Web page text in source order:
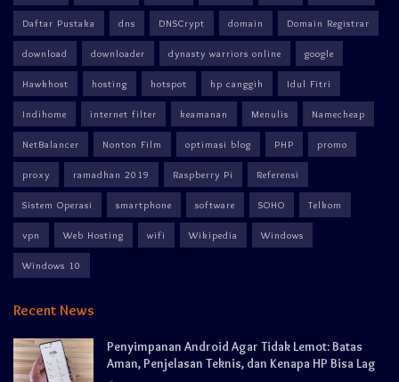
Daftar Pustaka dns DNSCrypt domain Domain Registrar
download downloader dynasty warriors online google
Hawkhost hosting hotspot hp canggih Idul Fitri
Indihome internet filter keamanan Menulis Namecheap
NetBalancer Nonton Film optimasi blog PHP promo
proxy ramadhan 2019 Raspberry Pi Referensi
Sistem Operasi smartphone software SOHO Telkom
vpn Web Hosting wifi Wikipedia Windows
Windows 10
Recent News
Penyimpanan Android Agar Tidak Lemot: Batas
Aman, Penjelasan Teknis, dan Kenapa HP Bisa Lag